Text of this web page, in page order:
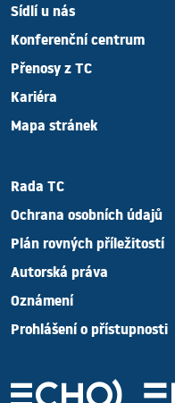
Sídlí u nás
Konferenční centrum
Přenosy z TC
Kariéra
Mapa stránek
Rada TC
Ochrana osobních údajů
Plán rovných příležitostí
Autorská práva
Oznámení
Prohlášení o přístupnosti